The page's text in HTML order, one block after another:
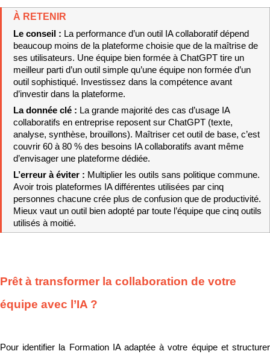
À RETENIR
Le conseil : La performance d’un outil IA collaboratif dépend
beaucoup moins de la plateforme choisie que de la maîtrise de
ses utilisateurs. Une équipe bien formée à ChatGPT tire un
meilleur parti d’un outil simple qu’une équipe non formée d’un
outil sophistiqué. Investissez dans la compétence avant
d’investir dans la plateforme.
La donnée clé : La grande majorité des cas d’usage IA
collaboratifs en entreprise reposent sur ChatGPT (texte,
analyse, synthèse, brouillons). Maîtriser cet outil de base, c’est
couvrir 60 à 80 % des besoins IA collaboratifs avant même
d’envisager une plateforme dédiée.
L’erreur à éviter : Multiplier les outils sans politique commune.
Avoir trois plateformes IA différentes utilisées par cinq
personnes chacune crée plus de confusion que de productivité.
Mieux vaut un outil bien adopté par toute l’équipe que cinq outils
utilisés à moitié.
Prêt à transformer la collaboration de votre
équipe avec l’IA ?
Pour identifier la Formation IA adaptée à votre équipe et structurer